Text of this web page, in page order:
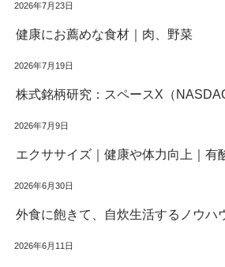
2026年7月23日
健康にお薦めな食材｜肉、野菜
2026年7月19日
株式銘柄研究：スペースX（
2026年7月9日
エクササイズ｜健康や体力向上｜有
2026年6月30日
外食に飽きて、自炊生活するノウハ
2026年6月11日